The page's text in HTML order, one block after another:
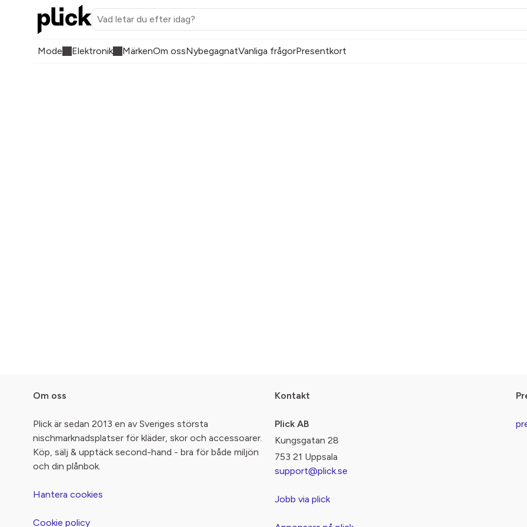
Mode Elektronik MärkenOm ossNybegagnatVanliga frågorPresentkort
Om oss
Plick är sedan 2013 en av Sveriges största
nischmarknadsplatser för kläder, skor och accessoarer.
Köp, sälj & upptäck second-hand - bra för både miljön
och din plånbok.
Hantera cookies
Cookie policy
Kontakt
Plick AB
Kungsgatan 28
753 21 Uppsala
support@plick.se
Jobb via plick